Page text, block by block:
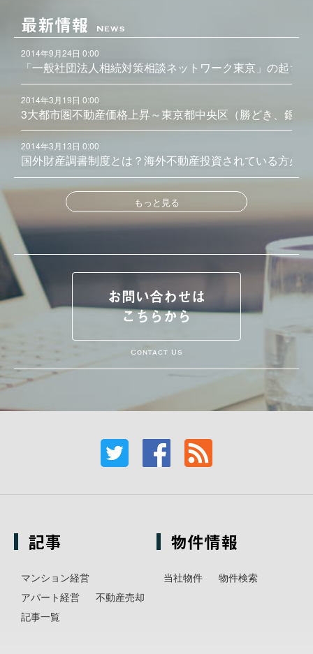
最新情報 News
2014年9月24日 0:00
「一般社団法人相続対策相談ネットワーク東京」の起ち
2014年3月19日 0:00
3大都市圏不動産価格上昇～東京都中央区（勝どき、銀座
2014年3月13日 0:00
国外財産調書制度とは？海外不動産投資されている方必見
もっと見る
お問い合わせは
こちらから
Contact Us
記事
マンション経営
アパート経営
不動産売却
記事一覧
物件情報
当社物件 物件検索